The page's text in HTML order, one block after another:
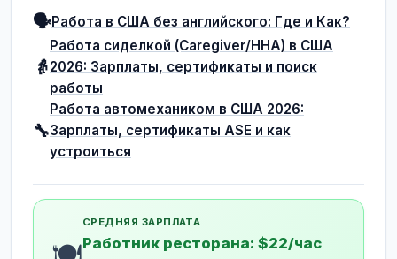
🗣️Работа в США без английского: Где и Как?
👵
Работа сиделкой (Caregiver/HHA) в США
2026: Зарплаты, сертификаты и поиск
работы
🔧
Работа автомехаником в США 2026:
Зарплаты, сертификаты ASE и как
устроиться
СРЕДНЯЯ ЗАРПЛАТА
Работник ресторана: $22/час